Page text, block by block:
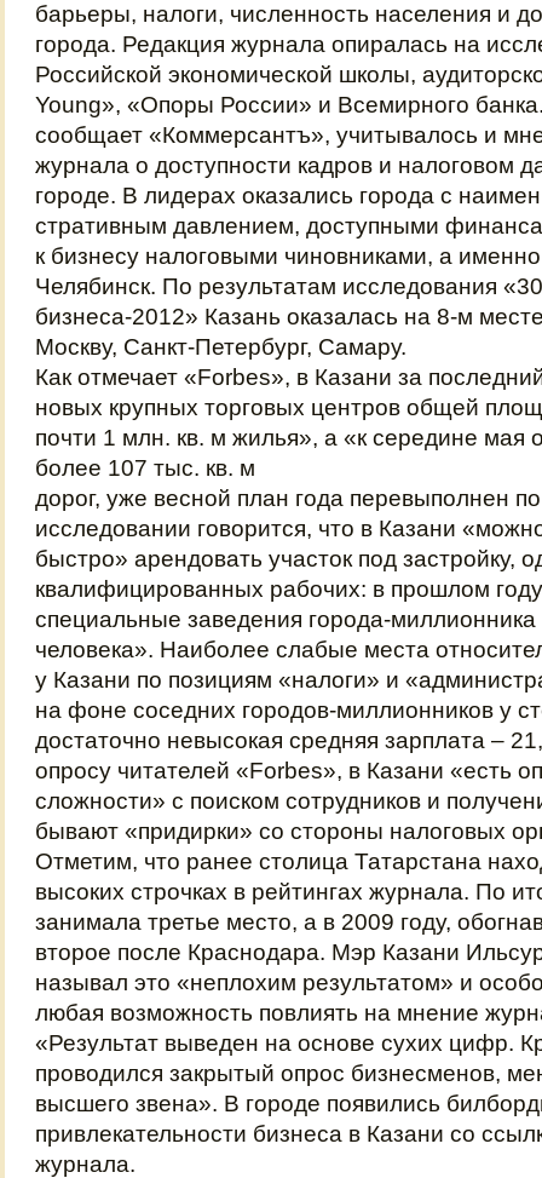
барьеры, налоги, численность населения и
города. Редакция журнала опиралась на
Российской экономической школы,
Young», «Опоры России» и Всемирного
сообщает «Коммерсантъ», учитывалось и
журнала о доступности кадров и налоговом
городе. В лидерах оказались города с
стративным давлением, доступными
к бизнесу налоговыми чиновниками, а
Челябинск. По результатам исследования
бизнеса-2012» Казань оказалась на 8-м
Москву, Санкт-Петербург, Самару.
Как отмечает «Forbes», в Казани за
новых крупных торговых центров общей
почти 1 млн. кв. м жилья», а «к середине мая
более 107 тыс. кв. м
дорог, уже весной план года перевыполнен
исследовании говорится, что в Казани
быстро» арендовать участок под застройку,
квалифицированных рабочих: в прошлом
специальные заведения города-миллионника
человека». Наиболее слабые места
у Казани по позициям «налоги» и
на фоне соседних городов-миллионников у
достаточно невысокая средняя зарплата –
опросу читателей «Forbes», в Казани «есть
сложности» с поиском сотрудников и
бывают «придирки» со стороны налоговых
Отметим, что ранее столица Татарстана
высоких строчках в рейтингах журнала. По
занимала третье место, а в 2009 году,
второе после Краснодара. Мэр Казани
называл это «неплохим результатом» и
любая возможность повлиять на мнение
«Результат выведен на основе сухих цифр.
проводился закрытый опрос бизнесменов,
высшего звена». В городе появились
привлекательности бизнеса в Казани со
журнала.